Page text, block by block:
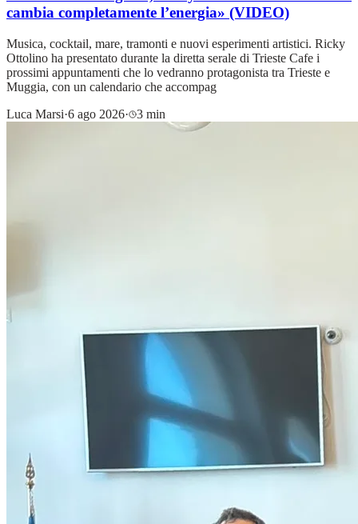
cambia completamente l’energia» (VIDEO)
Musica, cocktail, mare, tramonti e nuovi esperimenti artistici. Ricky
Ottolino ha presentato durante la diretta serale di Trieste Cafe i
prossimi appuntamenti che lo vedranno protagonista tra Trieste e
Muggia, con un calendario che accompag
Luca Marsi·6 ago 2026· 3 min